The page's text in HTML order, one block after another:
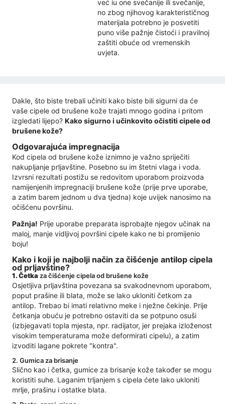
već iu one svečanije ili svečanije,
no zbog njihovog karakterističnog
materijala potrebno je posvetiti
puno više pažnje čistoći i pravilnoj
zaštiti obuće od vremenskih
uvjeta.
Dakle, što biste trebali učiniti kako biste bili sigurni da će
vaše cipele od brušene kože trajati mnogo godina i pritom
izgledati lijepo? Kako sigurno i učinkovito očistiti cipele od
brušene kože?
Odgovarajuća impregnacija
Kod cipela od brušene kože iznimno je važno spriječiti
nakupljanje prljavštine. Posebno su im štetni vlaga i voda.
Izvrsni rezultati postižu se redovitom uporabom proizvoda
namijenjenih impregnaciji brušene kože (prije prve uporabe,
a zatim barem jednom u dva tjedna) koje uvijek nanosimo na
očišćenu površinu.
Pažnja! Prije uporabe preparata isprobajte njegov učinak na
maloj, manje vidljivoj površini cipele kako ne bi promijenio
boju!
Kako i koji je najbolji način za čišćenje antilop cipela
od prljavštine?
1.Četka za čišćenje cipela od brušene kože
Osjetljiva prljavština povezana sa svakodnevnom uporabom,
poput prašine ili blata, može se lako ukloniti četkom za
antilop. Trebao bi imati relativno meke i nježne čekinje. Prije
četkanja obuću je potrebno ostaviti da se potpuno osuši
(izbjegavati topla mjesta, npr. radijator, jer prejaka izloženost
visokim temperaturama može deformirati cipelu), a zatim
izvoditi lagane pokrete "kontra".
2. Gumica za brisanje
Slično kao i četka, gumice za brisanje kože također se mogu
koristiti suhe. Laganim trljanjem s cipela ćete lako ukloniti
mrlje, prašinu i ostatke blata.